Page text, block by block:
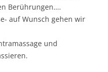
Berührungen….
auf Wunsch gehen wir
und